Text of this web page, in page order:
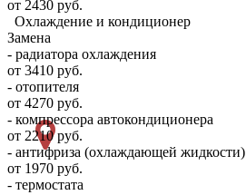
от 2430 руб.
Охлаждение и кондиционер
Замена
- радиатора охлаждения
от 3410 руб.
- отопителя
от 4270 руб.
- компрессора автокондиционера
от 2210 руб.
- антифриза (охлаждающей жидкости)
от 1970 руб.
- термостата